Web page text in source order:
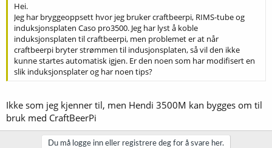
Hei.
Jeg har bryggeoppsett hvor jeg bruker craftbeerpi, RIMS-tube og
induksjonsplaten Caso pro3500. Jeg har lyst å koble
induksjonsplaten til craftbeerpi, men problemet er at når
craftbeerpi bryter strømmen til indusjonsplaten, så vil den ikke
kunne startes automatisk igjen. Er den noen som har modifisert en
slik induksjonsplater og har noen tips?
Ikke som jeg kjenner til, men Hendi 3500M kan bygges om til
bruk med CraftBeerPi
Du må logge inn eller registrere deg for å svare her.